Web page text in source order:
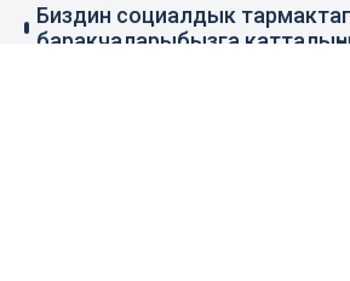
Биздин социалдык
баракчаларыбызга